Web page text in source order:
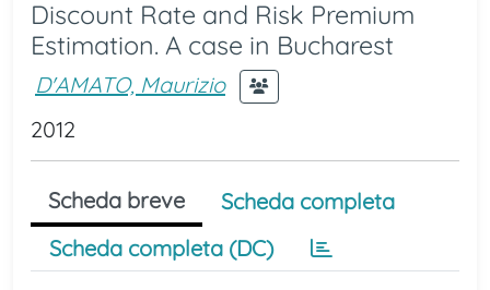
Discount Rate and Risk Premium
Estimation. A case in Bucharest
D'AMATO, Maurizio
2012
Scheda breve
Scheda completa
Scheda completa (DC)